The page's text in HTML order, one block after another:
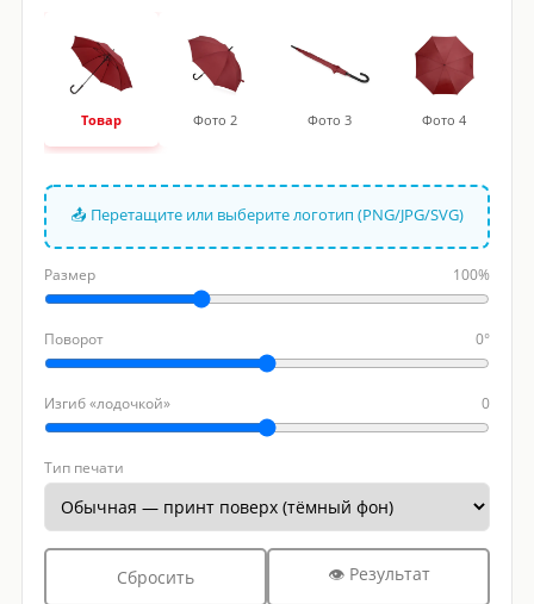
Товар Фото 2 Фото 3 Фото 4
📤 Перетащите или выберите логотип (PNG/JPG/SVG)
Размер 100%
Поворот 0°
Изгиб «лодочкой» 0
Тип печати
Сбросить 👁 Результат